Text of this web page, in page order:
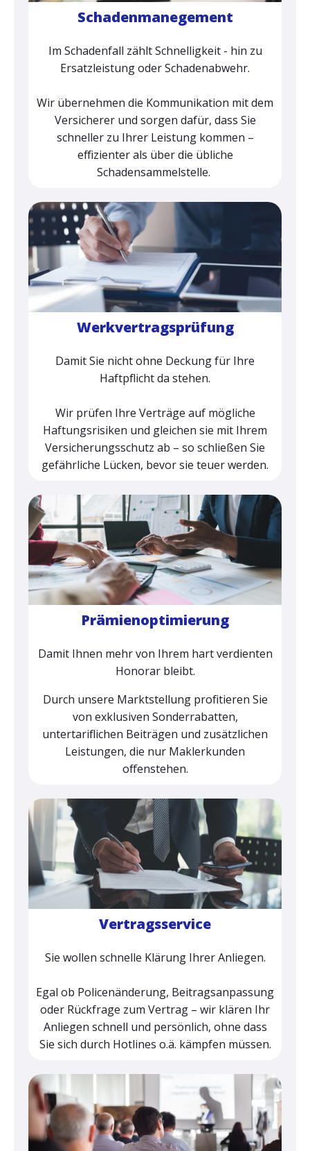
Schadenmanegement
Im Schadenfall zählt Schnelligkeit - hin zu
Ersatzleistung oder Schadenabwehr.
Wir übernehmen die Kommunikation mit dem
Versicherer und sorgen dafür, dass Sie
schneller zu Ihrer Leistung kommen –
effizienter als über die übliche
Schadensammelstelle.
Werkvertragsprüfung
Damit Sie nicht ohne Deckung für Ihre
Haftpflicht da stehen.
Wir prüfen Ihre Verträge auf mögliche
Haftungsrisiken und gleichen sie mit Ihrem
Versicherungsschutz ab – so schließen Sie
gefährliche Lücken, bevor sie teuer werden.
Prämienoptimierung
Damit Ihnen mehr von Ihrem hart verdienten
Honorar bleibt.
Durch unsere Marktstellung profitieren Sie
von exklusiven Sonderrabatten,
untertariflichen Beiträgen und zusätzlichen
Leistungen, die nur Maklerkunden
offenstehen.
Vertragsservice
Sie wollen schnelle Klärung Ihrer Anliegen.
Egal ob Policenänderung, Beitragsanpassung
oder Rückfrage zum Vertrag – wir klären Ihr
Anliegen schnell und persönlich, ohne dass
Sie sich durch Hotlines o.ä. kämpfen müssen.